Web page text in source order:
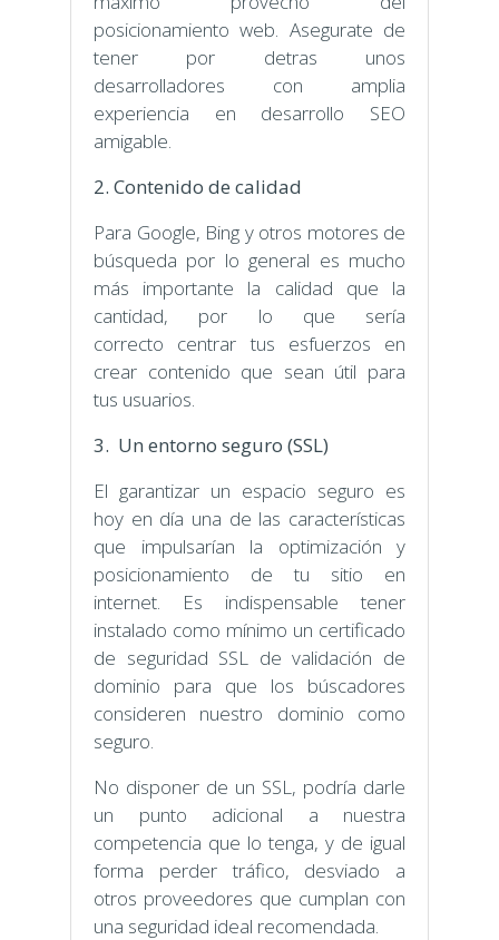
posicionamiento web. Asegurate de
tener por detras unos
desarrolladores con amplia
experiencia en desarrollo SEO
amigable.
2. Contenido de calidad
Para Google, Bing y otros motores de
búsqueda por lo general es mucho
más importante la calidad que la
cantidad, por lo que sería
correcto centrar tus esfuerzos en
crear contenido que sean útil para
tus usuarios.
3. Un entorno seguro (SSL)
El garantizar un espacio seguro es
hoy en día una de las características
que impulsarían la optimización y
posicionamiento de tu sitio en
internet. Es indispensable tener
instalado como mínimo un certificado
de seguridad SSL de validación de
dominio para que los búscadores
consideren nuestro dominio como
seguro.
No disponer de un SSL, podría darle
un punto adicional a nuestra
competencia que lo tenga, y de igual
forma perder tráfico, desviado a
otros proveedores que cumplan con
una seguridad ideal recomendada.